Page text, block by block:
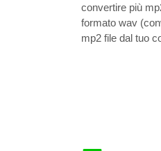
convertire più
formato wav
mp2 file dal tuo